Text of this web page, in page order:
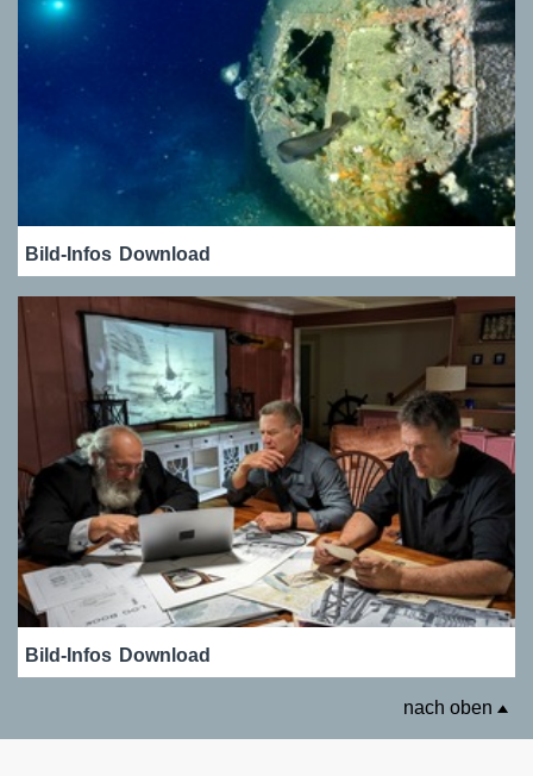
Bild-Infos Download
Bild-Infos Download
nach oben